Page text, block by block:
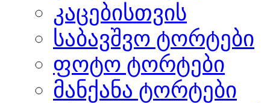
კაცებისთვის
საბავშვო ტორტები
ფოტო ტორტები
მანქანა ტორტები